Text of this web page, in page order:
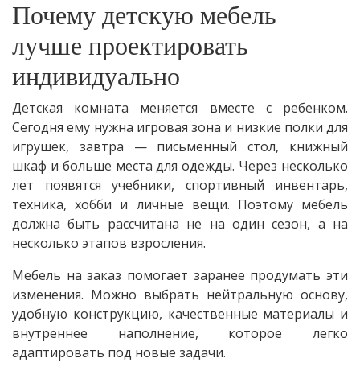
Почему детскую мебель
лучше проектировать
индивидуально
Детская комната меняется вместе с ребенком.
Сегодня ему нужна игровая зона и низкие полки для
игрушек, завтра — письменный стол, книжный
шкаф и больше места для одежды. Через несколько
лет появятся учебники, спортивный инвентарь,
техника, хобби и личные вещи. Поэтому мебель
должна быть рассчитана не на один сезон, а на
несколько этапов взросления.
Мебель на заказ помогает заранее продумать эти
изменения. Можно выбрать нейтральную основу,
удобную конструкцию, качественные материалы и
внутреннее наполнение, которое легко
адаптировать под новые задачи.